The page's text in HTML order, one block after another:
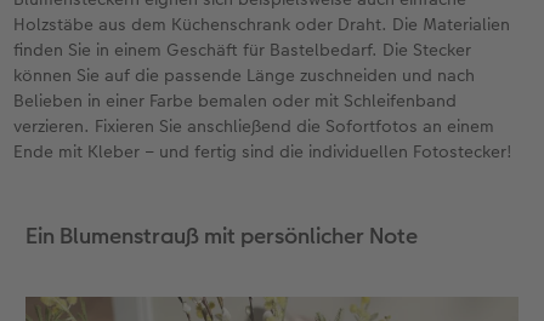
Holzstäbe aus dem Küchenschrank oder Draht. Die Materialien
finden Sie in einem Geschäft für Bastelbedarf. Die Stecker
können Sie auf die passende Länge zuschneiden und nach
Belieben in einer Farbe bemalen oder mit Schleifenband
verzieren. Fixieren Sie anschließend die Sofortfotos an einem
Ende mit Kleber – und fertig sind die individuellen Fotostecker!
Ein Blumenstrauß mit persönlicher Note